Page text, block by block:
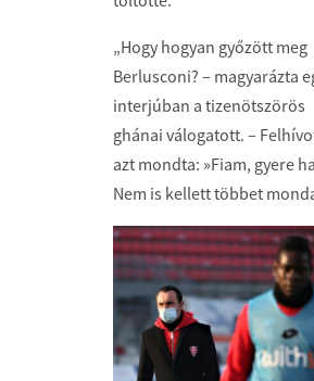
„Hogy hogyan győzött meg
Berlusconi? – magyarázta
interjúban a tizenötszörös
ghánai válogatott. –
azt mondta: »Fiam, gyere
Nem is kellett többet